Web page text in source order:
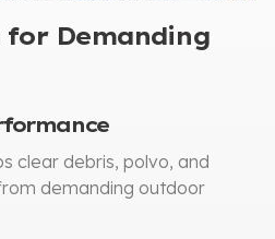
for Demanding
clear debris, polvo, and
demanding outdoor